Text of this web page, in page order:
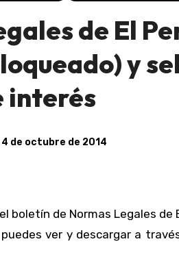
de El
y
interés
4 de octubre de 2014
ver y descargar a